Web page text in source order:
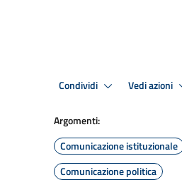
Condividi Vedi azioni
Argomenti:
Comunicazione istituzionale
Comunicazione politica